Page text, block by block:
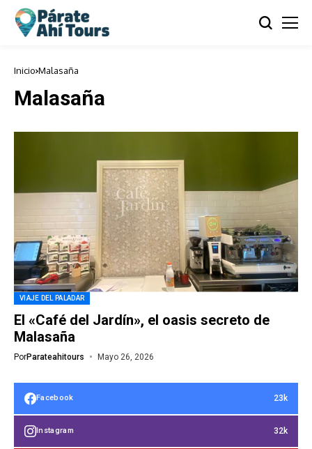
Inicio Malasaña
Malasaña
VIAJE DEL PALADAR
El «Café del Jardín», el oasis secreto de
Malasaña
PorParateahitours Mayo 26, 2026
Facebook 23k
Instagram 32k